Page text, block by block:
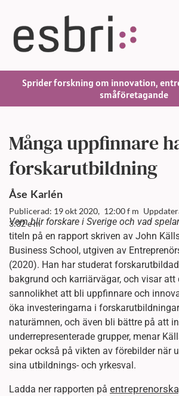
Sprider forskning om innovation,
småföretagande
Många uppfinnare
forskarutbildning
Åse Karlén
Publicerad: 19 okt 2020, 12:00 f m
3:32 e m
Vem blir forskare i Sverige och vad
titeln på en rapport skriven av John
Business School, utgiven av
(2020). Han har studerat
bakgrund och karriärvägar, och visar att
sannolikhet att bli uppfinnare och
öka investeringarna i
naturämnen, och även bli bättre på att
underrepresenterade grupper, menar
pekar också på vikten av förebilder när
sina utbildnings- och yrkesval.
Ladda ner rapporten på